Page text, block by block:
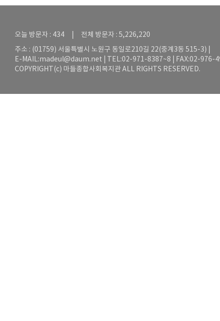
오늘 방문자 : 434 | 전체 방문자 : 5,226,220
주소 : (01759) 서울특별시 노원구 동일로210길 22(중계3동 515-3) |
E-MAIL:madeul@daum.net | TEL:02-971-8387~8 | FAX:02-976-
COPYRIGHT(c) 마들종합사회복지관 ALL RIGHTS RESERVED.